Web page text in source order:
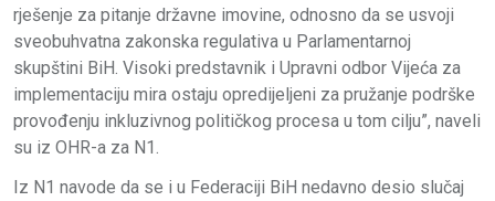
rješenje za pitanje državne imovine, odnosno da se usvoji
sveobuhvatna zakonska regulativa u Parlamentarnoj
skupštini BiH. Visoki predstavnik i Upravni odbor Vijeća za
implementaciju mira ostaju opredijeljeni za pružanje podrške
provođenju inkluzivnog političkog procesa u tom cilju”, naveli
su iz OHR-a za N1.
Iz N1 navode da se i u Federaciji BiH nedavno desio slučaj